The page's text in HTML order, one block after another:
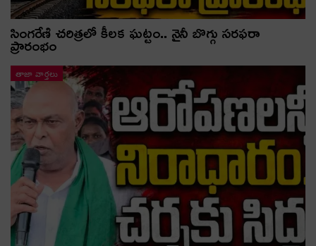
సింగరేణి చరిత్రలో కీలక ఘట్టం.. నైనీ బొగ్గు సరఫరా
ప్రారంభం
తాజా వార్తలు